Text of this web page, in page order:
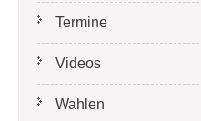
Termine
Videos
Wahlen